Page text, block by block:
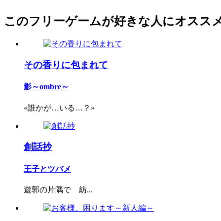
このフリーゲームが好きな人にオスス
その香りに包まれて
影～ombre～
«誰かが…いる…？»
創話抄
王子とツバメ
遊郭の片隅で 紡...